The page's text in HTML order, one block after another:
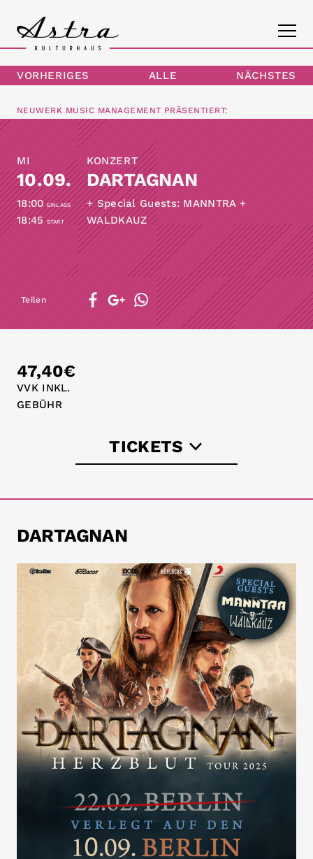
PROGRAMM
DAS ASTRA
KONTAKT
VORHERIGES ALLE NÄCHSTES
NEUWERK MUSIC MANAGEMENT PRÄSENTIERT:
MI
10.09.
EINLASS
18:00
START
18:45
KONZERT
DARTAGNAN
+ Special Guests: MANNTRA +
WALDKAUZ
Teilen
47,40€
VVK INKL.
GEBÜHR
TICKETS
DARTAGNAN